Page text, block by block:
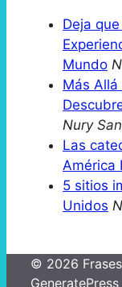
Deja
Mundo
Más
Nury
Las
América
5 sitios
Unidos
© 2026
GeneratePress